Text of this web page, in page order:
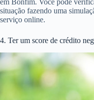
em Bonfim. Você pode
situação fazendo uma
serviço online.
4. Ter um score de crédito